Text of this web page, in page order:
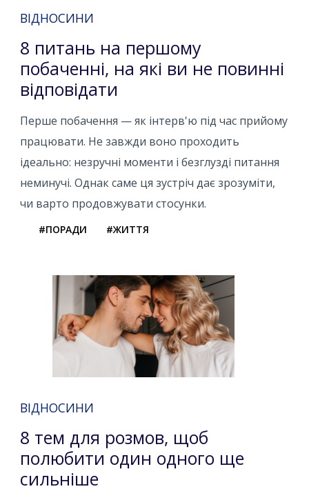
ВІДНОСИНИ
8 питань на першому
побаченні, на які ви не повинні
відповідати
Перше побачення — як інтерв'ю під час прийому
працювати. Не завжди воно проходить
ідеально: незручні моменти і безглузді питання
неминучі. Однак саме ця зустріч дає зрозуміти,
чи варто продовжувати стосунки.
#ПОРАДИ #ЖИТТЯ
ВІДНОСИНИ
8 тем для розмов, щоб
полюбити один одного ще
сильніше